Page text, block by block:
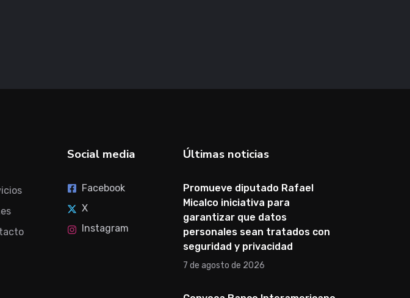
Social media
Facebook
X
Instagram
Últimas noticias
Promueve diputado Rafael
Micalco iniciativa para
garantizar que datos
personales sean tratados con
seguridad y privacidad
7 de agosto de 2026